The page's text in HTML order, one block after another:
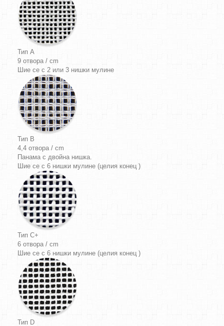
Тип A
9 отвора / cm
Шие се с 2 или 3 нишки мулине
Тип B
4,4 отвора / cm
Панама с двойна нишка.
Шие се с 6 нишки мулине (целия конец )
Тип C+
6 отвора / cm
Шие се с 6 нишки мулине (целия конец )
Тип D